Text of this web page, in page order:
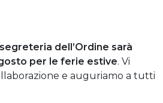
dell’Ordine sarà
per le ferie estive. Vi
e auguriamo a tutti